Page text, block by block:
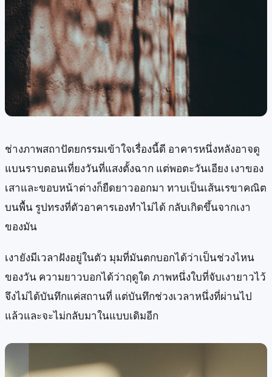
ช่างภาพสถาปัตยกรรมเข้าใจเรื่องนี้ดี อาคารหนึ่งหลังอาจดู
แบนราบตอนเที่ยงวันที่แสงตั้งฉาก แต่พอตะวันเอียง เงาของ
เสาและขอบหน้าต่างก็ยืดยาวออกมา ทาบเป็นเส้นเรขาคณิต
บนพื้น รูปทรงที่ตัวอาคารเองทำไม่ได้ กลับเกิดขึ้นจากเงา
ของมัน
เงายังมีเวลาฝังอยู่ในตัว มุมที่มันตกบอกได้ว่าเป็นช่วงไหน
ของวัน ความยาวบอกได้ว่าฤดูใด ภาพหนึ่งใบที่จับเงายาวไว้
จึงไม่ได้บันทึกแค่สถานที่ แต่บันทึกช่วงเวลาหนึ่งที่ผ่านไป
แล้วและจะไม่กลับมาในแบบเดิมอีก